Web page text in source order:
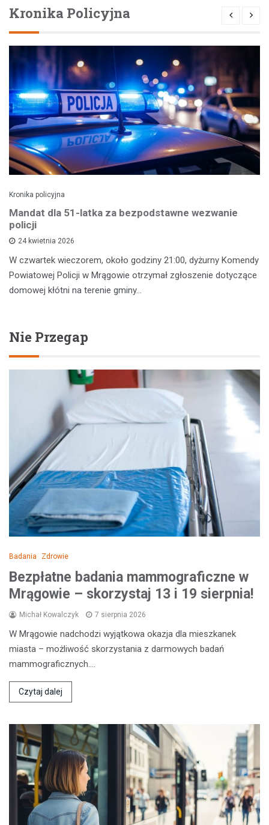
Kronika Policyjna
Kronika policyjna
Mandat dla 51-latka za bezpodstawne wezwanie
policji
24 kwietnia 2026
W czwartek wieczorem, około godziny 21:00, dyżurny Komendy
Powiatowej Policji w Mrągowie otrzymał zgłoszenie dotyczące
domowej kłótni na terenie gminy…
Nie Przegap
Badania Zdrowie
Bezpłatne badania mammograficzne w
Mrągowie – skorzystaj 13 i 19 sierpnia!
Michał Kowalczyk 7 sierpnia 2026
W Mrągowie nadchodzi wyjątkowa okazja dla mieszkanek
miasta – możliwość skorzystania z darmowych badań
mammograficznych.…
Czytaj dalej